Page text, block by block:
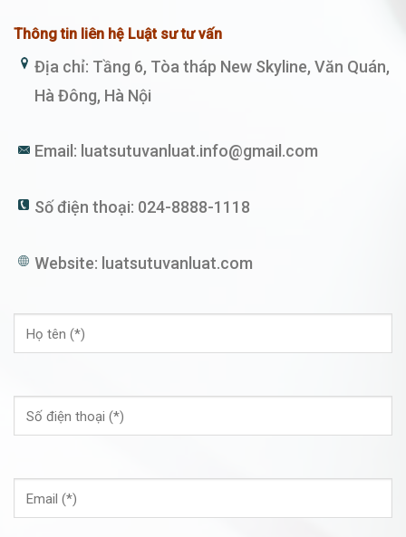
Thông tin liên hệ Luật sư tư vấn
Địa chỉ: Tầng 6, Tòa tháp New Skyline, Văn Quán,
Hà Đông, Hà Nội
Email: luatsutuvanluat.info@gmail.com
Số điện thoại: 024-8888-1118
Website: luatsutuvanluat.com